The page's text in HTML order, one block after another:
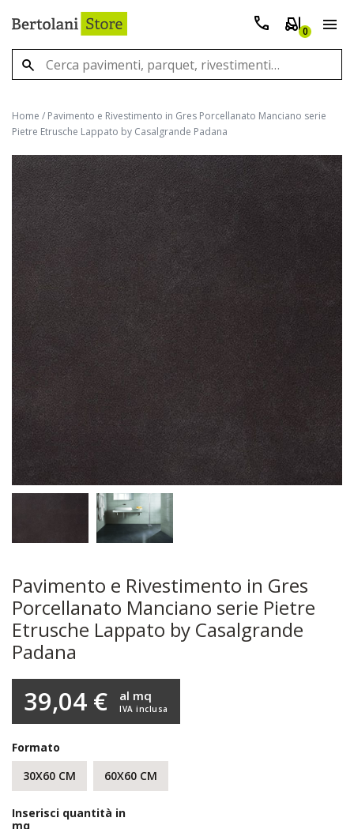
0
Home / Pavimento e Rivestimento in Gres Porcellanato Manciano serie
Pietre Etrusche Lappato by Casalgrande Padana
Pavimento e Rivestimento in Gres
Porcellanato Manciano serie Pietre
Etrusche Lappato by Casalgrande
Padana
39,04 € IVA inclusa
al mq
Formato
30X60 CM
60X60 CM
Inserisci quantità in
mq